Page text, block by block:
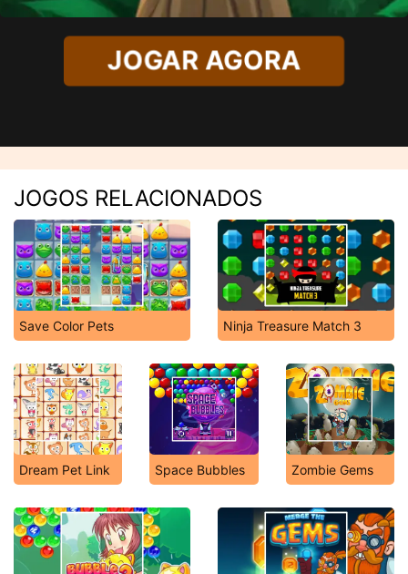
JOGAR AGORA
JOGOS RELACIONADOS
Save Color Pets Ninja Treasure Match 3
Dream Pet Link Space Bubbles Zombie Gems